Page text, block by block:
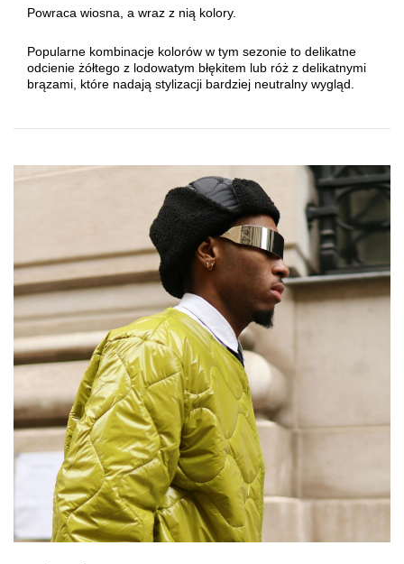
Powraca wiosna, a wraz z nią kolory.
Popularne kombinacje kolorów w tym sezonie to delikatne
odcienie żółtego z lodowatym błękitem lub róż z delikatnymi
brązami, które nadają stylizacji bardziej neutralny wygląd.